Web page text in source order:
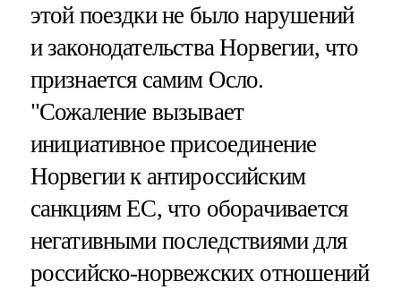
этой поездки не было нарушений
и законодательства Норвегии, что
признается самим Осло.
"Сожаление вызывает
инициативное присоединение
Норвегии к антироссийским
санкциям ЕС, что оборачивается
негативными последствиями для
российско-норвежских отношений